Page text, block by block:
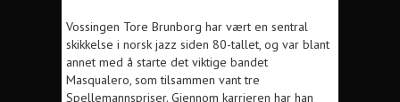
Vossingen Tore Brunborg har vært en sentral
skikkelse i norsk jazz siden 80-tallet, og var blant
annet med å starte det viktige bandet
Masqualero, som tilsammen vant tre
Spellemannspriser. Gjennom karrieren har han